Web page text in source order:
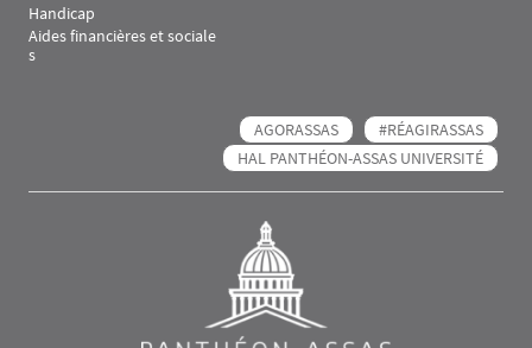
Handicap
Aides financières et sociale
s
AGORASSAS
#RÉAGIRASSAS
HAL PANTHÉON-ASSAS UNIVERSITÉ